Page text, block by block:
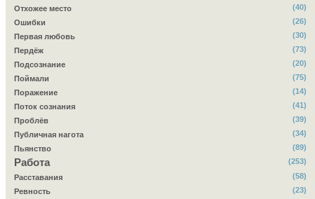
Отхожее место
(40)
Ошибки
(26)
Первая любовь
(30)
Пердёж
(73)
Подсознание
(20)
Поймали
(75)
Поражение
(14)
Поток сознания
(41)
Проблёв
(39)
Публичная нагота
(34)
Пьянство
(89)
Работа
(253)
Расставания
(58)
Ревность
(23)